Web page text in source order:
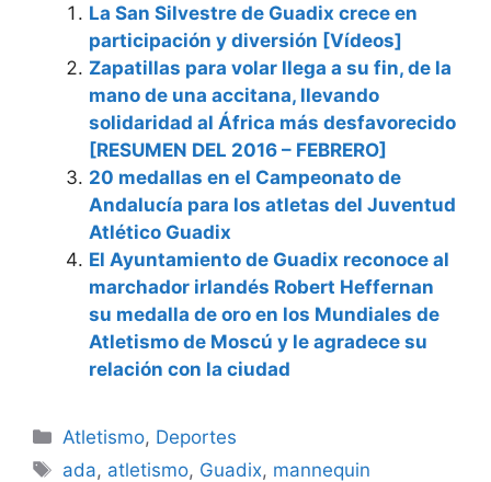
La San Silvestre de Guadix crece en
participación y diversión [Vídeos]
Zapatillas para volar llega a su fin, de la
mano de una accitana, llevando
solidaridad al África más desfavorecido
[RESUMEN DEL 2016 – FEBRERO]
20 medallas en el Campeonato de
Andalucía para los atletas del Juventud
Atlético Guadix
El Ayuntamiento de Guadix reconoce al
marchador irlandés Robert Heffernan
su medalla de oro en los Mundiales de
Atletismo de Moscú y le agradece su
relación con la ciudad
Categorías
Atletismo, Deportes
Etiquetas
ada, atletismo, Guadix, mannequin